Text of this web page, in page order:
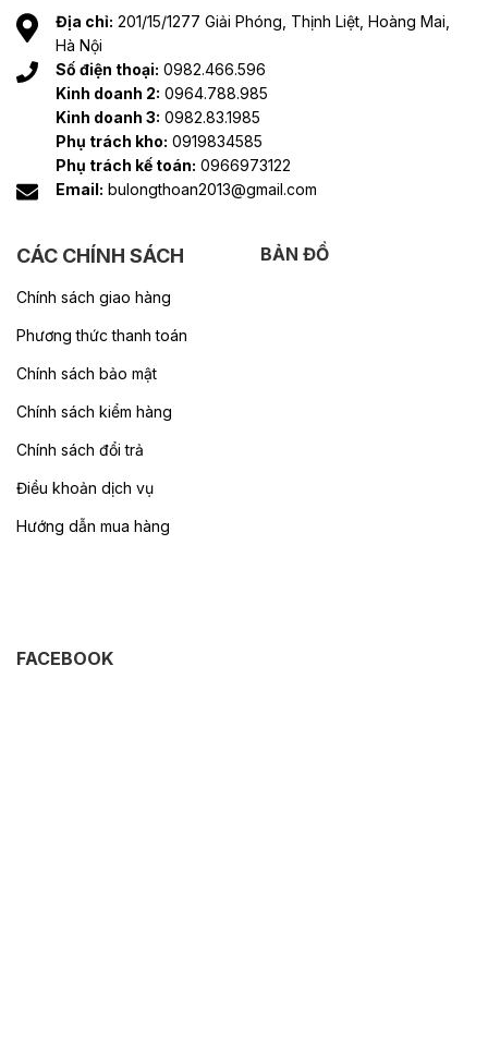
Địa chỉ: 201/15/1277 Giải Phóng, Thịnh Liệt, Hoàng Mai,
Hà Nội
Số điện thoại: 0982.466.596
Kinh doanh 2: 0964.788.985
Kinh doanh 3: 0982.83.1985
Phụ trách kho: 0919834585
Phụ trách kế toán: 0966973122
Email: bulongthoan2013@gmail.com
CÁC CHÍNH SÁCH
Chính sách giao hàng
Phương thức thanh toán
Chính sách bảo mật
Chính sách kiểm hàng
Chính sách đổi trả
Điều khoản dịch vụ
Hướng dẫn mua hàng
BẢN ĐỒ
FACEBOOK